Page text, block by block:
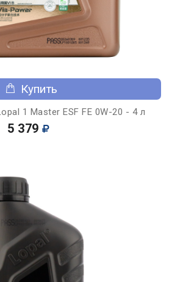
Купить
1 Master ESF FE 0W-20 - 4 л
5 379